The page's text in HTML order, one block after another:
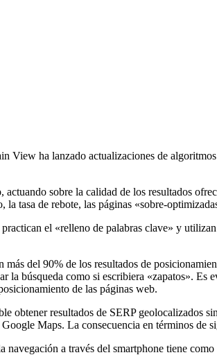
View ha lanzado actualizaciones de
sobre la calidad de los resultados
tasa de rebote, las páginas «sobre-
el «relleno de palabras clave» y
del 90% de los resultados de
la búsqueda como si escribiera «zapatos».
de las páginas web.
obtener resultados de SERP
Maps. La consecuencia en términos de
a través del smartphone tiene